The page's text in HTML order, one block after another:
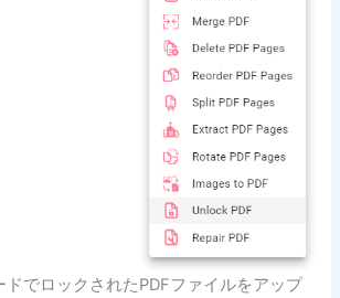
ドでロックされたPDFファイルをアップ